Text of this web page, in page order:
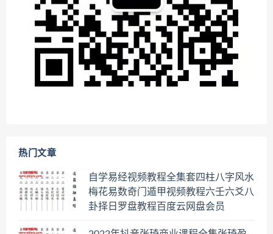
热门文章
自学易经视频教程全集套四柱八字风水
梅花易数奇门遁甲视频教程六壬六爻八
卦择日罗盘教程百度云网盘会员